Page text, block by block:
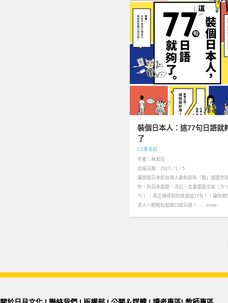
裝個日本人：這77句日語就
了
EZ叢書館
作者：林潔珏
出版日期：2017／1／5
讓旅居日本的台灣人妻和超有「戲」插圖告
你，到日本旅遊、洽公、念書還是交友（ㄉ
ㄢˋ），真正用得到的就是這77句！！讓你救
求人～輕輕鬆鬆開口說日語！……more